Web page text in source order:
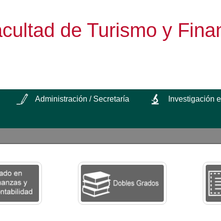
de Turismo y
Administración / Secretaría Investigación